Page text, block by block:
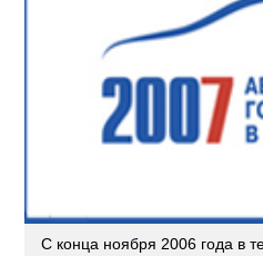
С конца ноября 2006 года в